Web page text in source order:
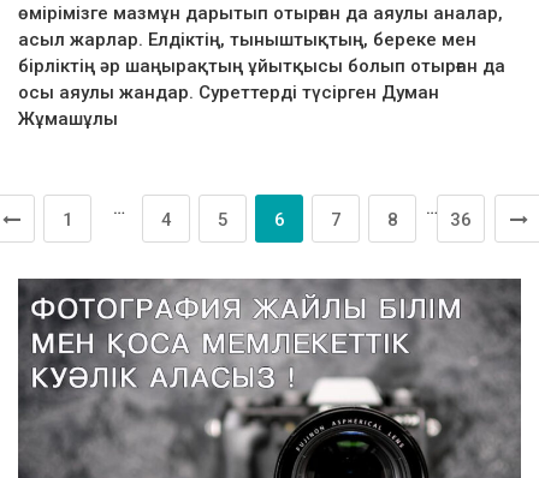
өмірімізге мазмұн дарытып отырған да аяулы аналар,
асыл жарлар. Елдіктің, тыныштықтың, береке мен
бірліктің әр шаңырақтың ұйытқысы болып отырған да
осы аяулы жандар. Суреттерді түсірген Думан
Жұмашұлы
1
…
4 5 6 7 8
…
36